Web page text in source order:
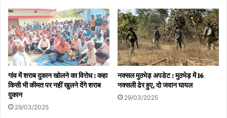
alerts in these districts including Ranchi
Dhanbad
Students 'Jharkhand bandh' continues against
planning policy
धनबाद समेत इन जिलों में अलर्ट
नियोजन नीति के खिलाफ छात्रों का 'झारखंड बंद’ जारी
गांव में शराब दुकान खोलने का विरोध : कहा
किसी भी कीमत पर नहीं खुलने देंगे शराब
दुकान
29/03/2025
नक्सल मुठभेड़ अपडेट : मुठभेड़ में 16
नक्सली ढेर हुए, दो जवान घायल
29/03/2025